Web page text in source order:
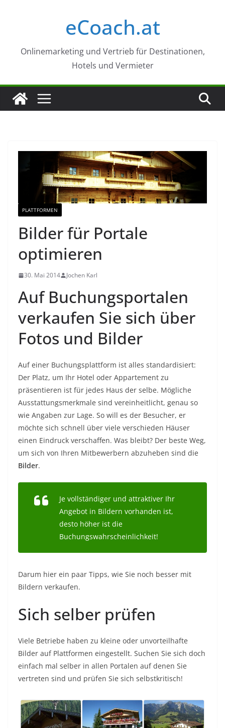
eCoach.at
Onlinemarketing und Vertrieb für Destinationen,
Hotels und Vermieter
PLATTFORMEN
Bilder für Portale
optimieren
30. Mai 2014 Jochen Karl
Auf Buchungsportalen
verkaufen Sie sich über
Fotos und Bilder
Auf einer Buchungsplattform ist alles standardisiert:
Der Platz, um Ihr Hotel oder Appartement zu
präsentieren ist für jedes Haus der selbe. Mögliche
Ausstattungsmerkmale sind vereinheitlicht, genau so
wie Angaben zur Lage. So will es der Besucher, er
möchte sich schnell über viele verschieden Häuser
einen Eindruck verschaffen. Was bleibt? Der beste Weg,
um sich von Ihren Mitbewerbern abzuheben sind die
Bilder.
Je vollständiger und attraktiver Ihr
Angebot in Bildern vorhanden ist,
desto höher ist die
Buchungswahrscheinlichkeit!
Darum hier ein paar Tipps, wie Sie noch besser mit
Bildern verkaufen.
Sich selber prüfen
Viele Betriebe haben zu kleine oder unvorteilhafte
Bilder auf Plattformen eingestellt. Suchen Sie sich doch
einfach mal selber in allen Portalen auf denen Sie
vertreten sind und prüfen Sie sich selbstkritisch!